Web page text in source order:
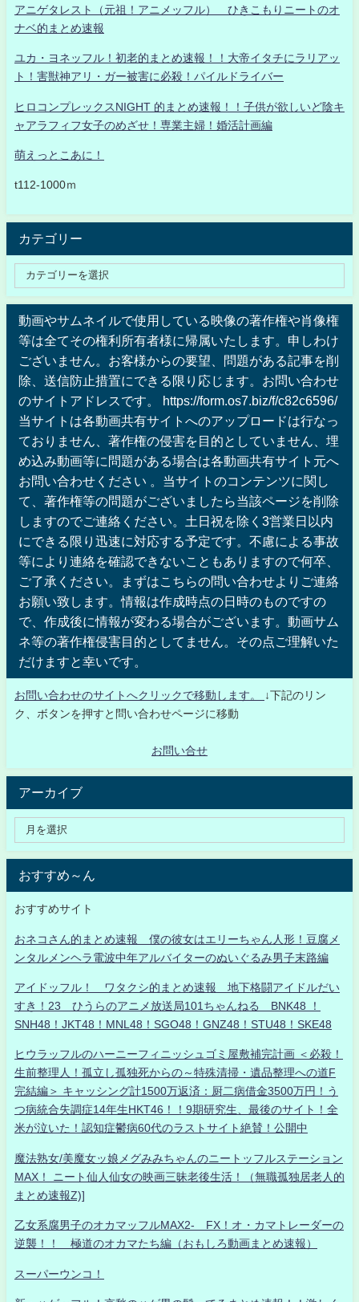
アニゲタレスト（元祖！アニメッフル） ひきこもりニートのオ
ナベ的まとめ速報
ユカ・ヨネッフル！初老的まとめ速報！！大帝イタチにラリアッ
ト！害獣神アリ・ガー被害に必殺！パイルドライバー
ヒロコンプレックスNIGHT 的まとめ速報！！子供が欲しいど陰キ
ャアラフィフ女子のめざせ！専業主婦！婚活計画編
萌えっとこあに！
t112-1000ｍ
カテゴリー
動画やサムネイルで使用している映像の著作権や肖像権
等は全てその権利所有者様に帰属いたします。申しわけ
ございません。お客様からの要望、問題がある記事を削
除、送信防止措置にできる限り応じます。お問い合わせ
のサイトアドレスです。 https://form.os7.biz/f/c82c6596/
当サイトは各動画共有サイトへのアップロードは行なっ
ておりません、著作権の侵害を目的としていません、埋
め込み動画等に問題がある場合は各動画共有サイト元へ
お問い合わせください 。当サイトのコンテンツに関し
て、著作権等の問題がございましたら当該ページを削除
しますのでご連絡ください。土日祝を除く3営業日以内
にできる限り迅速に対応する予定です。不慮による事故
等により連絡を確認できないこともありますので何卒、
ご了承ください。まずはこちらの問い合わせよりご連絡
お願い致します。情報は作成時点の日時のものですの
で、作成後に情報が変わる場合がございます。動画サム
ネ等の著作権侵害目的としてません。その点ご理解いた
だけますと幸いです。
お問い合わせのサイトへクリックで移動します。
↓下記のリン
ク、ボタンを押すと問い合わせページに移動
お問い合せ
アーカイブ
おすすめ～ん
おすすめサイト
おネコさん的まとめ速報 僕の彼女はエリーちゃん人形！豆腐メ
ンタルメンヘラ電波中年アルバイターのぬいぐるみ男子末路編
アイドッフル！ ワタクシ的まとめ速報 地下格闘アイドルだい
すき！23 ひうらのアニメ放送局101ちゃんねる BNK48 ！
SNH48！JKT48！MNL48！SGO48！GNZ48！STU48！SKE48
ヒウラッフルのハーニーフィニッシュゴミ屋敷補完計画 ＜必殺！
生前整理人！孤立し孤独死からの～特殊清掃・遺品整理への道F
完結編＞ キャッシング計1500万返済：厨二病借金3500万円！う
つ病統合失調症14年生HKT46！！9期研究生、最後のサイト！全
米が泣いた！認知症鬱病60代のラストサイト絶賛！公開中
魔法熟女/美魔女ッ娘メグみみちゃんのニートッフルステーション
MAX！ ニート仙人仙女の映画三昧老後生活！（無職孤独居老人的
まとめ速報Z)]
乙女系腐男子のオカマッフルMAX2- FX！オ・カマトレーダーの
逆襲！！ 極道のオカマたち編（おもしろ動画まとめ速報）
スーパーウンコ！